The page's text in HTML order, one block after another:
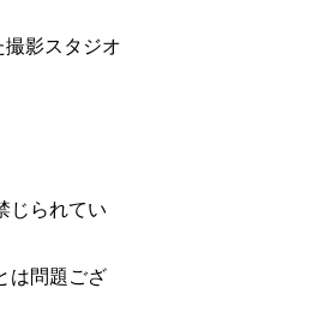
影スタジオ
じられてい
は問題ござ